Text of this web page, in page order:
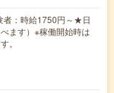
：時給1750円～★日
ます）※稼働開始時は
。